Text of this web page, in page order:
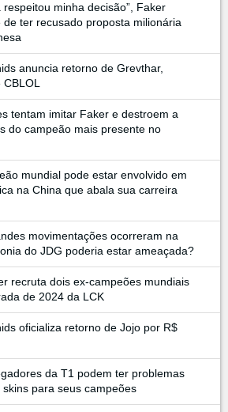
respeitou minha decisão”, Faker
de ter recusado proposta milionária
anuncia retorno de Grevthar,
tentam imitar Faker e destroem a
do campeão mais presente no
mundial pode estar envolvido em
na China que abala sua carreira
movimentações ocorreram na
do JDG poderia estar ameaçada?
recruta dois ex-campeões mundiais
de 2024 da LCK
oficializa retorno de Jojo por R$
da T1 podem ter problemas
skins para seus campeões